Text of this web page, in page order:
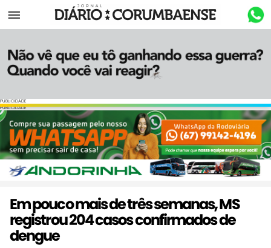
Menu
PUBLICIDADE
PUBLICIDADE
Em pouco mais de três semanas, MS
registrou 204 casos confirmados de
dengue